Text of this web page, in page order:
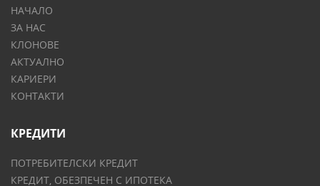
НАЧАЛО
ЗА НАС
КЛОНОВЕ
АКТУАЛНО
КАРИЕРИ
КОНТАКТИ
КРЕДИТИ
ПОТРЕБИТЕЛСКИ КРЕДИТ
КРЕДИТ, ОБЕЗПЕЧЕН С ИПОТЕКА